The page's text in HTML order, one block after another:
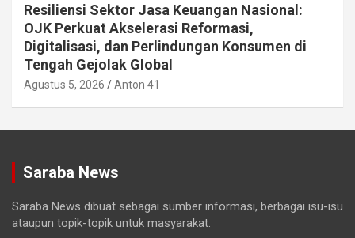
Resiliensi Sektor Jasa Keuangan Nasional:
OJK Perkuat Akselerasi Reformasi,
Digitalisasi, dan Perlindungan Konsumen di
Tengah Gejolak Global
Agustus 5, 2026 Anton 41
Saraba News
Saraba News dibuat sebagai sumber informasi, berbagai isu-isu
ataupun topik-topik untuk masyarakat.